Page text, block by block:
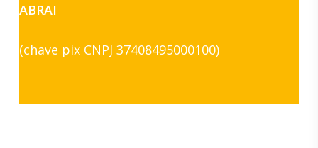
ABRAI
(chave pix CNPJ 37408495000100)